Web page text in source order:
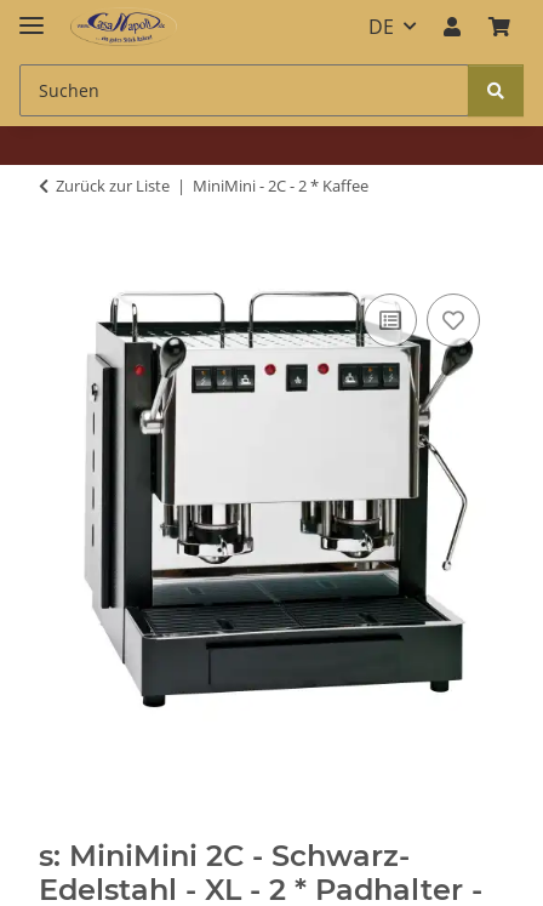
DE
Zurück zur Liste MiniMini - 2C - 2 * Kaffee
s: MiniMini 2C - Schwarz-
Edelstahl - XL - 2 * Padhalter -